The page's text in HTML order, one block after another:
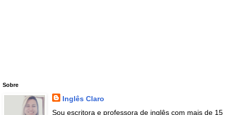
Sobre
Inglês Claro
Sou escritora e professora de inglês com mais de 15